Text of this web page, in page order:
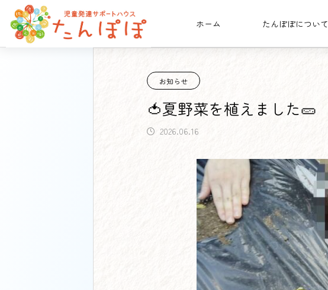
ホーム たんぽぽについて
たんぽぽ日記 お知らせ 🍅夏野菜を植えました🥒
お知らせ
🍅夏野菜を植えました🥒
2026.06.16